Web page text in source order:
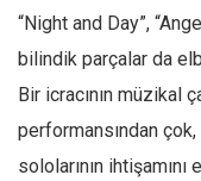
Avustralya
Tarih
Düşünce
Dosyalar
“Night and Day”,
bilindik parçalar da
Bir icracının müzikal
performansından
sololarının